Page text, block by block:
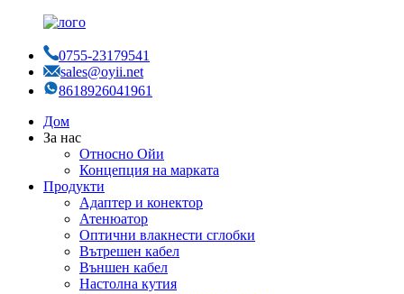
0755-23179541
sales@oyii.net
8618926041961
Дом
За нас
Относно Ойи
Концепция на марката
Продукти
Адаптер и конектор
Атенюатор
Оптични влакнести сглобки
Вътрешен кабел
Външен кабел
Настолна кутия